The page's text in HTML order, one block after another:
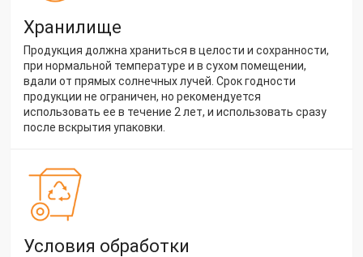
Хранилище
Продукция должна храниться в целости и сохранности,
при нормальной температуре и в сухом помещении,
вдали от прямых солнечных лучей. Срок годности
продукции не ограничен, но рекомендуется
использовать ее в течение 2 лет, и использовать сразу
после вскрытия упаковки.
Условия обработки